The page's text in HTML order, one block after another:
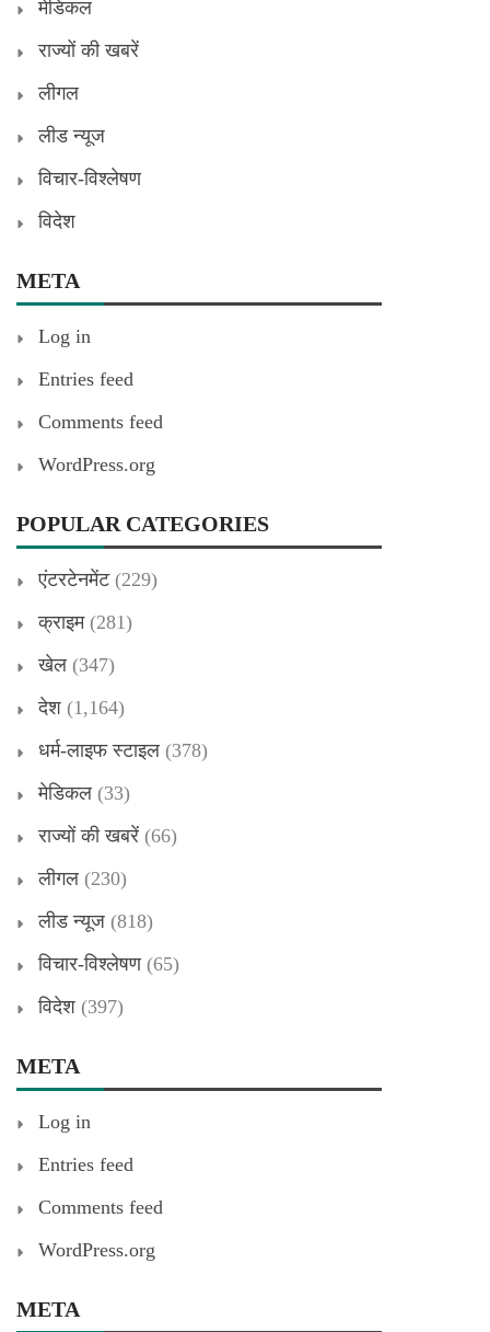
मेडिकल
राज्यों की खबरें
लीगल
लीड न्यूज
विचार-विश्लेषण
विदेश
META
Log in
Entries feed
Comments feed
WordPress.org
POPULAR CATEGORIES
एंटरटेनमेंट(229)
क्राइम(281)
खेल (347)
देश (1,164)
धर्म-लाइफ स्टाइल (378)
मेडिकल (33)
राज्यों की खबरें (66)
लीगल (230)
लीड न्यूज (818)
विचार-विश्लेषण(65)
विदेश (397)
META
Log in
Entries feed
Comments feed
WordPress.org
META